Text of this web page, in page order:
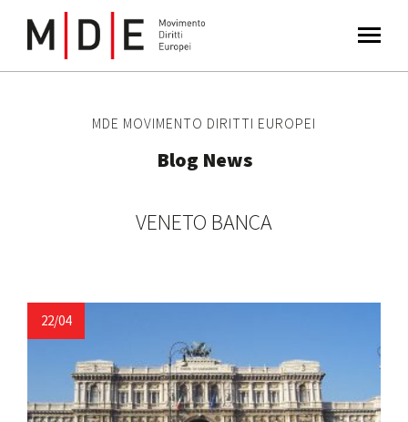
MDE MOVIMENTO DIRITTI EUROPEI
Blog News
VENETO BANCA
22/04